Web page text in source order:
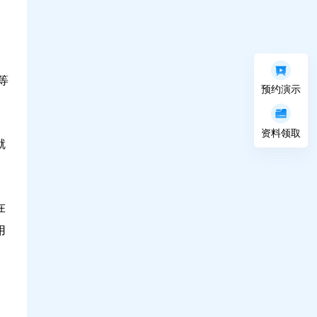
预约演示
资料领取